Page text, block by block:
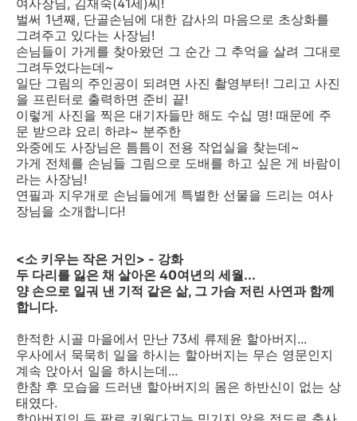
여사장님, 김재숙(41세)씨!
벌써 1년째, 단골손님에 대한 감사의 마음으로 초상화를
그려주고 있다는 사장님!
손님들이 가게를 찾아왔던 그 순간 그 추억을 살려 그대로
그려두었다는데~
일단 그림의 주인공이 되려면 사진 촬영부터! 그리고 사진
을 프린터로 출력하면 준비 끝!
이렇게 사진을 찍은 대기자들만 해도 수십 명! 때문에 주
문 받으랴 요리 하랴~ 분주한
와중에도 사장님은 틈틈이 전용 작업실을 찾는데~
가게 전체를 손님들 그림으로 도배를 하고 싶은 게 바람이
라는 사장님!
연필과 지우개로 손님들에게 특별한 선물을 드리는 여사
장님을 소개합니다!
<소 키우는 작은 거인> - 강화
두 다리를 잃은 채 살아온 40여년의 세월...
양 손으로 일궈 낸 기적 같은 삶, 그 가슴 저린 사연과 함께
합니다.
한적한 시골 마을에서 만난 73세 류제윤 할아버지...
우사에서 묵묵히 일을 하시는 할아버지는 무슨 영문인지
계속 앉아서 일을 하시는데...
한참 후 모습을 드러낸 할아버지의 몸은 하반신이 없는 상
태였다.